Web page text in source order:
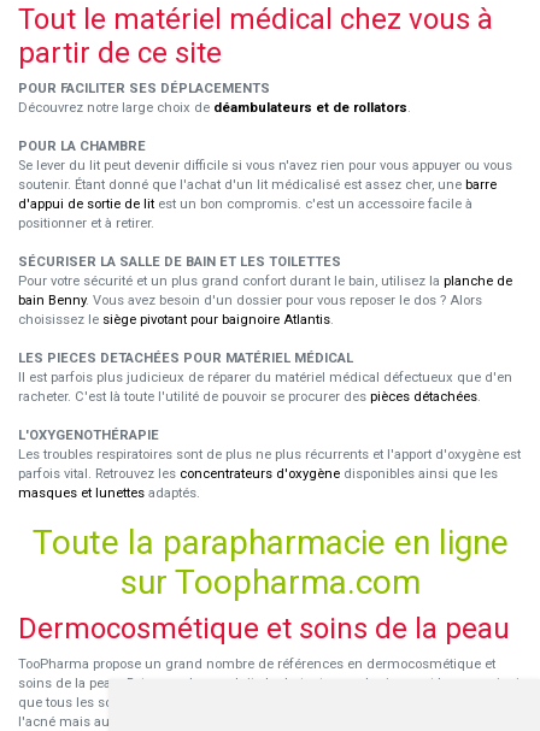
Tout le matériel médical chez vous à
partir de ce site
POUR FACILITER SES DÉPLACEMENTS
Découvrez notre large choix de déambulateurs et de rollators.
POUR LA CHAMBRE
Se lever du lit peut devenir difficile si vous n'avez rien pour vous appuyer ou vous
soutenir. Étant donné que l'achat d'un lit médicalisé est assez cher, une barre
d'appui de sortie de lit est un bon compromis. c'est un accessoire facile à
positionner et à retirer.
SÉCURISER LA SALLE DE BAIN ET LES TOILETTES
Pour votre sécurité et un plus grand confort durant le bain, utilisez la planche de
bain Benny. Vous avez besoin d'un dossier pour vous reposer le dos ? Alors
choisissez le siège pivotant pour baignoire Atlantis.
LES PIECES DETACHÉES POUR MATÉRIEL MÉDICAL
Il est parfois plus judicieux de réparer du matériel médical défectueux que d'en
racheter. C'est là toute l'utilité de pouvoir se procurer des pièces détachées.
L'OXYGENOTHÉRAPIE
Les troubles respiratoires sont de plus ne plus récurrents et l'apport d'oxygène est
parfois vital. Retrouvez les concentrateurs d'oxygène disponibles ainsi que les
masques et lunettes adaptés.
Toute la parapharmacie en ligne
sur Toopharma.com
Dermocosmétique et soins de la peau
TooPharma propose un grand nombre de références en dermocosmétique et
soins de la peau. Retrouvez les produits hydratants pour le visage et le corps ainsi
que tous les soins pour peaux sensibles ou à tendance atopique, les soins pour
l'acné mais aussi des démaquillants. Découvrez nos nouvelles références SVR